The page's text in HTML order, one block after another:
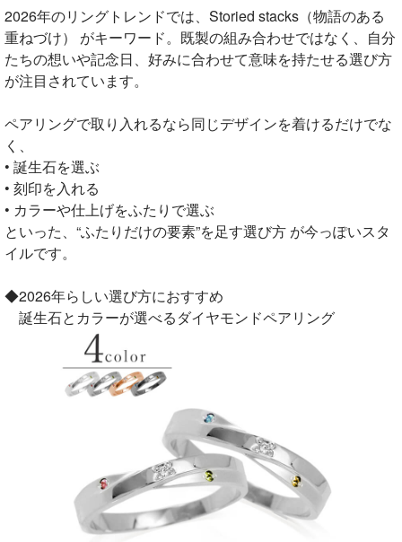
2026年のリングトレンドでは、Storied stacks（物語のある
重ねづけ） がキーワード。既製の組み合わせではなく、自分
たちの想いや記念日、好みに合わせて意味を持たせる選び方
が注目されています。
ペアリングで取り入れるなら同じデザインを着けるだけでな
く、
• 誕生石を選ぶ
• 刻印を入れる
• カラーや仕上げをふたりで選ぶ
といった、“ふたりだけの要素”を足す選び方 が今っぽいスタ
イルです。
◆2026年らしい選び方におすすめ
誕生石とカラーが選べるダイヤモンドペアリング